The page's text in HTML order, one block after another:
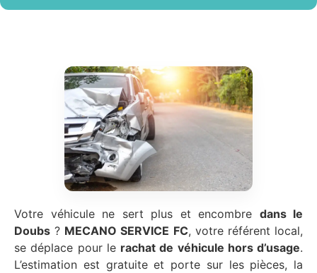
Votre véhicule ne sert plus et encombre dans le
Doubs ? MECANO SERVICE FC, votre référent local,
se déplace pour le rachat de véhicule hors d’usage.
L’estimation est gratuite et porte sur les pièces, la